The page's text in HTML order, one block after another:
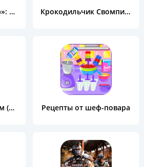
Операция «Снайпер»: Топ 3D шутер Крокодильчик Свомпи Free
Раскраска по числам (Color by Number) Рецепты от шеф-повара